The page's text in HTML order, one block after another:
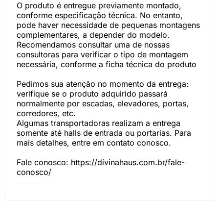
O produto é entregue previamente montado,
conforme especificação técnica. No entanto,
pode haver necessidade de pequenas montagens
complementares, a depender do modelo.
Recomendamos consultar uma de nossas
consultoras para verificar o tipo de montagem
necessária, conforme a ficha técnica do produto
Pedimos sua atenção no momento da entrega:
verifique se o produto adquirido passará
normalmente por escadas, elevadores, portas,
corredores, etc.
Algumas transportadoras realizam a entrega
somente até halls de entrada ou portarias. Para
mais detalhes, entre em contato conosco.
Fale conosco: https://divinahaus.com.br/fale-
conosco/